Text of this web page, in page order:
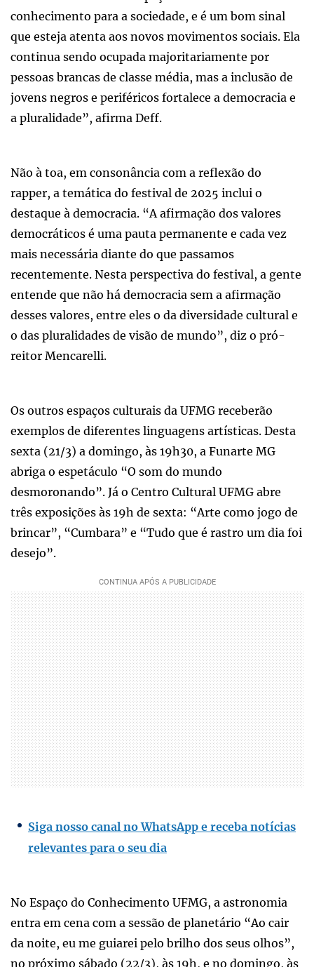
conhecimento para a sociedade, e é um bom sinal
que esteja atenta aos novos movimentos sociais. Ela
continua sendo ocupada majoritariamente por
pessoas brancas de classe média, mas a inclusão de
jovens negros e periféricos fortalece a democracia e
a pluralidade”, afirma Deff.
Não à toa, em consonância com a reflexão do
rapper, a temática do festival de 2025 inclui o
destaque à democracia. “A afirmação dos valores
democráticos é uma pauta permanente e cada vez
mais necessária diante do que passamos
recentemente. Nesta perspectiva do festival, a gente
entende que não há democracia sem a afirmação
desses valores, entre eles o da diversidade cultural e
o das pluralidades de visão de mundo”, diz o pró-
reitor Mencarelli.
Os outros espaços culturais da UFMG receberão
exemplos de diferentes linguagens artísticas. Desta
sexta (21/3) a domingo, às 19h30, a Funarte MG
abriga o espetáculo “O som do mundo
desmoronando”. Já o Centro Cultural UFMG abre
três exposições às 19h de sexta: “Arte como jogo de
brincar”, “Cumbara” e “Tudo que é rastro um dia foi
desejo”.
Siga nosso canal no WhatsApp e receba notícias
relevantes para o seu dia
No Espaço do Conhecimento UFMG, a astronomia
entra em cena com a sessão de planetário “Ao cair
da noite, eu me guiarei pelo brilho dos seus olhos”,
no próximo sábado (22/3), às 19h, e no domingo, às